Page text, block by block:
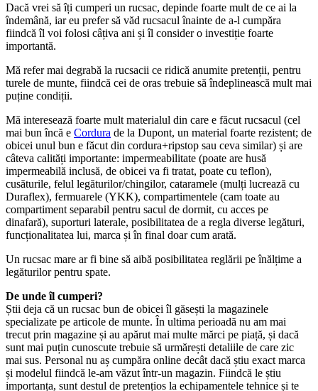
Dacă vrei să îți cumperi un rucsac, depinde foarte mult de ce ai la
îndemână, iar eu prefer să văd rucsacul înainte de a-l cumpăra
fiindcă îl voi folosi câțiva ani și îl consider o investiție foarte
importantă.
Mă refer mai degrabă la rucsacii ce ridică anumite pretenții, pentru
turele de munte, fiindcă cei de oras trebuie să îndeplinească mult mai
puține condiții.
Mă interesează foarte mult materialul din care e făcut rucsacul (cel
mai bun încă e Cordura de la Dupont, un material foarte rezistent; de
obicei unul bun e făcut din cordura+ripstop sau ceva similar) și are
câteva calități importante: impermeabilitate (poate are husă
impermeabilă inclusă, de obicei va fi tratat, poate cu teflon),
cusăturile, felul legăturilor/chingilor, cataramele (mulți lucrează cu
Duraflex), fermuarele (YKK), compartimentele (cam toate au
compartiment separabil pentru sacul de dormit, cu acces pe
dinafară), suporturi laterale, posibilitatea de a regla diverse legături,
funcționalitatea lui, marca și în final doar cum arată.
Un rucsac mare ar fi bine să aibă posibilitatea reglării pe înălțime a
legăturilor pentru spate.
De unde îl cumperi?
Știi deja că un rucsac bun de obicei îl găsești la magazinele
specializate pe articole de munte. În ultima perioadă nu am mai
trecut prin magazine și au apărut mai multe mărci pe piață, și dacă
sunt mai puțin cunoscute trebuie să urmărești detaliile de care zic
mai sus. Personal nu aș cumpăra online decât dacă știu exact marca
și modelul fiindcă le-am văzut într-un magazin. Fiindcă le știu
importanța, sunt destul de pretențios la echipamentele tehnice și te